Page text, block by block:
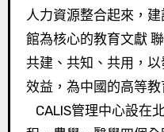
人力資源整合起來，
館為核心的教育文獻
共建、共知、共用，
效益，為中國的高等教
CALIS管理中心設在